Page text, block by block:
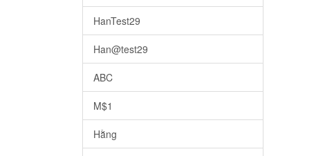
HanTest29
Han@test29
ABC
M$1
Hằng